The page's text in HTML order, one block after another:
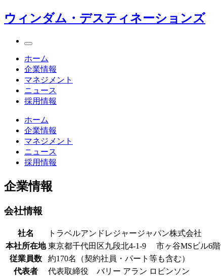
ウィンダム・デスティネーションズ
ホーム
企業情報
マネジメント
ニュース
採用情報
ホーム
企業情報
マネジメント
ニュース
採用情報
企業情報
会社情報
社名
トラベルアンドレジャージャパン株式会社
本社所在地 東京都千代田区九段北4-1-9 市ヶ谷MSビル6階
従業員数
約170名（契約社員・パート等も含む）
代表者
代表取締役 バリー アラン ロビンソン